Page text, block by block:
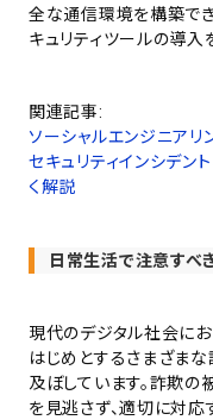
全な通信環境を構築でき
キュリティツールの導入
関連記事:
ソーシャルエンジニア
セキュリティインシデン
く解説
日常生活で注意すべ
現代のデジタル社会にお
はじめとするさまざま
及ぼしています。詐欺
を見逃さず、適切に対応